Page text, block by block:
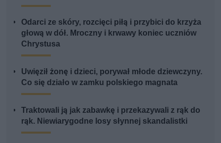
Odarci ze skóry, rozcięci piłą i przybici do krzyża
głową w dół. Mroczny i krwawy koniec uczniów
Chrystusa
Uwięził żonę i dzieci, porywał młode dziewczyny.
Co się działo w zamku polskiego magnata
Traktowali ją jak zabawkę i przekazywali z rąk do
rąk. Niewiarygodne losy słynnej skandalistki